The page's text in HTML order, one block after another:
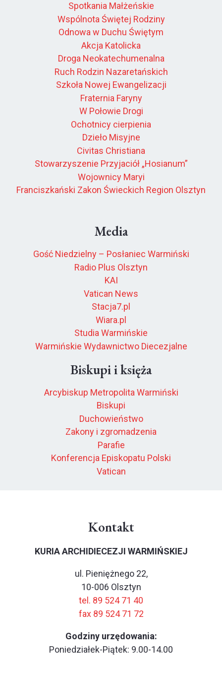
Spotkania Małżeńskie
Wspólnota Świętej Rodziny
Odnowa w Duchu Świętym
Akcja Katolicka
Droga Neokatechumenalna
Ruch Rodzin Nazaretańskich
Szkoła Nowej Ewangelizacji
Fraternia Faryny
W Połowie Drogi
Ochotnicy cierpienia
Dzieło Misyjne
Civitas Christiana
Stowarzyszenie Przyjaciół „Hosianum”
Wojownicy Maryi
Franciszkański Zakon Świeckich Region Olsztyn
Media
Gość Niedzielny – Posłaniec Warmiński
Radio Plus Olsztyn
KAI
Vatican News
Stacja7.pl
Wiara.pl
Studia Warmińskie
Warmińskie Wydawnictwo Diecezjalne
Biskupi i księża
Arcybiskup Metropolita Warmiński
Biskupi
Duchowieństwo
Zakony i zgromadzenia
Parafie
Konferencja Episkopatu Polski
Vatican
Kontakt
KURIA ARCHIDIECEZJI WARMIŃSKIEJ
ul. Pieniężnego 22,
10-006 Olsztyn
tel. 89 524 71 40
fax 89 524 71 72
Godziny urzędowania:
Poniedziałek-Piątek: 9.00-14.00